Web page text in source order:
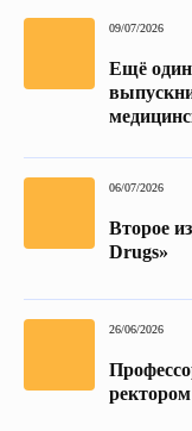
09/07/2026
Ещё один
06/07/2026
Второе
Drugs»
26/06/2026